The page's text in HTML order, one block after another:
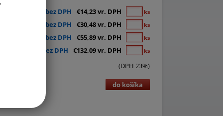
€11,57 bez DPH €14,23 vr. DPH ks
€24,78 bez DPH €30,48 vr. DPH ks
€45,44 bez DPH €55,89 vr. DPH ks
€107,39 bez DPH €132,09 vr. DPH ks
(DPH 23%)
do košíka